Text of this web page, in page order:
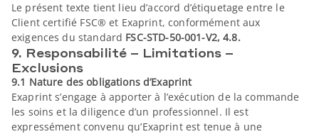
Le présent texte tient lieu d’accord d’étiquetage entre le
Client certifié FSC® et Exaprint, conformément aux
exigences du standard FSC-STD-50-001-V2, 4.8.
9. Responsabilité – Limitations –
Exclusions
9.1 Nature des obligations d’Exaprint
Exaprint s’engage à apporter à l’exécution de la commande
les soins et la diligence d’un professionnel. Il est
expressément convenu qu’Exaprint est tenue à une